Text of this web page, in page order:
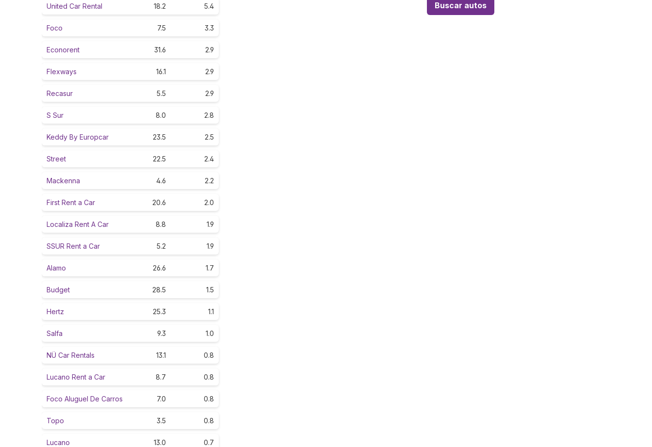
United Car Rental 18.2 5.4
Foco 7.5 3.3
Econorent 31.6 2.9
Flexways 16.1 2.9
Recasur 5.5 2.9
S Sur 8.0 2.8
Keddy By Europcar 23.5 2.5
Street 22.5 2.4
Mackenna 4.6 2.2
First Rent a Car 20.6 2.0
Localiza Rent A Car 8.8 1.9
SSUR Rent a Car 5.2 1.9
Alamo 26.6 1.7
Budget 28.5 1.5
Hertz 25.3 1.1
Salfa 9.3 1.0
NÜ Car Rentals 13.1 0.8
Lucano Rent a Car 8.7 0.8
Foco Aluguel De Carros 7.0 0.8
Topo 3.5 0.8
Lucano 13.0 0.7
Buscar autos